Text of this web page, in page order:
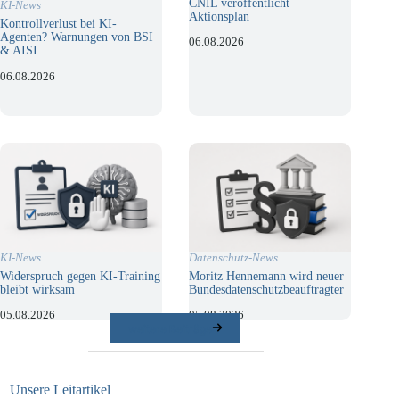
KI-News
Kontrollverlust bei KI-
Agenten? Warnungen von BSI
& AISI
06.08.2026
Aktionsplan
06.08.2026
KI-News
Widerspruch gegen KI-Training
bleibt wirksam
05.08.2026
Datenschutz-News
Moritz Hennemann wird neuer
Bundesdatenschutzbeauftragter
05.08.2026
Unsere Leitartikel